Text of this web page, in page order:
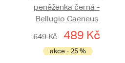
peněženka černá -
Bellugio Caeneus
649 Kč
489 Kč
akce - 25 %